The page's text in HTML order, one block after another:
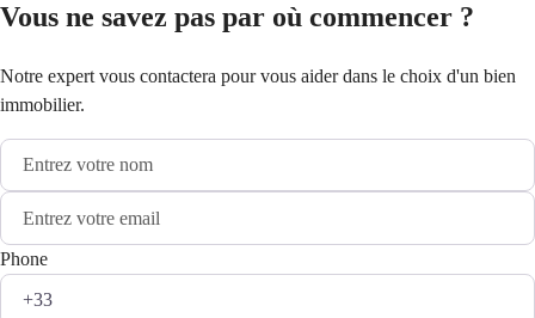
Vous ne savez pas par où commencer ?
Notre expert vous contactera pour vous aider dans le choix d'un bien
immobilier.
Phone